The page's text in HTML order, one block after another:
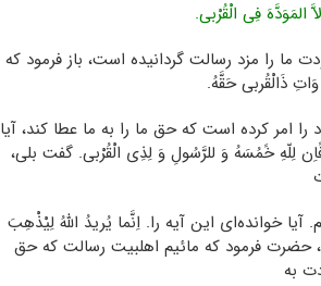
المَوَدَّهَ فِی الْقُرْبی.
ما را مزد رسالت گردانیده است، باز فرمود که
ذَالْقُربی حَقَّهُ.
امر کرده است که حق ما را به ما عطا کند، آیا
لِلّهِ خًمُسَهُ وَ للرَّسُولِ وَ لِذِی الْقُرْبی. گفت بلی،
خوانده‌ای این آیه را. اِنَّما یُریدُ اللهُ لِیْذْهِبَ
حضرت فرمود که مائیم اهلبیت رسالت که حق
به